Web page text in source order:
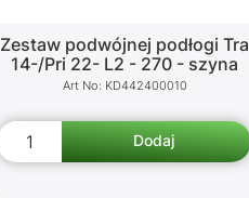
Zestaw podwójnej podłogi Tra
14-/Pri 22- L2 - 270 - szyna
KD442400010